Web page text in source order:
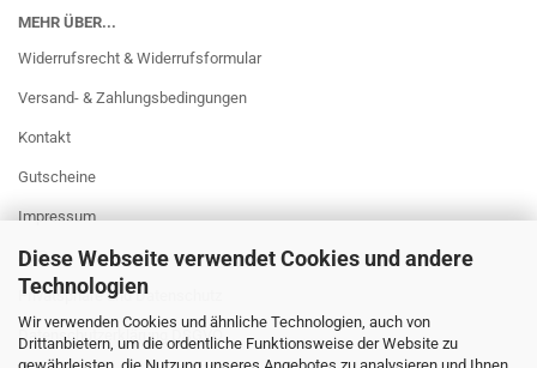
Diese Webseite verwendet Cookies und andere
Technologien
Wir verwenden Cookies und ähnliche Technologien, auch von
Drittanbietern, um die ordentliche Funktionsweise der Website zu
gewährleisten, die Nutzung unseres Angebotes zu analysieren und Ihnen
MEHR ÜBER...
Widerrufsrecht & Widerrufsformular
Versand- & Zahlungsbedingungen
Kontakt
Gutscheine
Impressum
AGB
Privatsphäre und Datenschutz
Datenschutzerklärung DSGVO